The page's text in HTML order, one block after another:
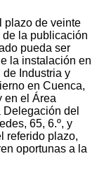
plazo de veinte
la publicación
pueda ser
la instalación en
Industria y
en Cuenca,
en el Área
del
65, 6.º, y
referido plazo,
oportunas a la